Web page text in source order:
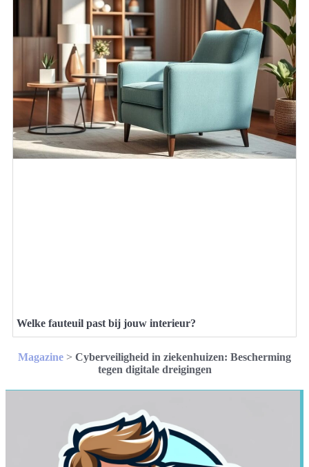
Welke fauteuil past bij jouw interieur?
Magazine > Cyberveiligheid in ziekenhuizen: Bescherming
tegen digitale dreigingen